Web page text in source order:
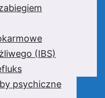
(IBS)
psychiczne